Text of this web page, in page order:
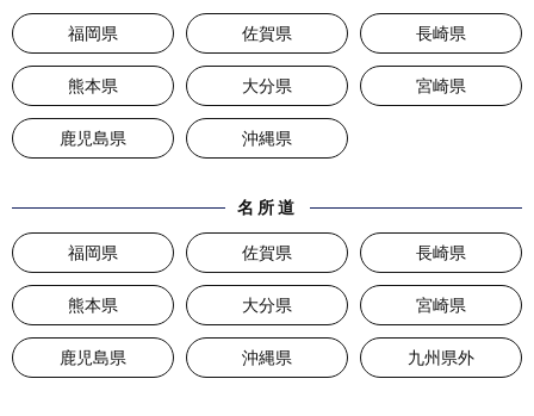
福岡県 佐賀県 長崎県
熊本県 大分県 宮崎県
鹿児島県 沖縄県
名所道
福岡県 佐賀県 長崎県
熊本県 大分県 宮崎県
鹿児島県 沖縄県 九州県外